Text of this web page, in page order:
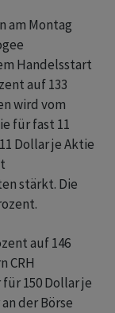
am Montag
Handelsstart
auf 133
wird vom
für fast 11
Dollar je Aktie
stärkt. Die
auf 146
CRH
150 Dollar je
der Börse